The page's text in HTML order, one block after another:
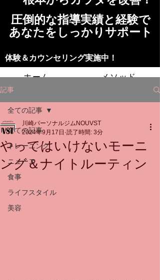
​​圧倒的な指導実績と経験で
​あなたをしっかりサポート
​​​体験＆カウンセリング実施中！
ホーム メソッド
トレーニングの流れ 施設
スタッフ よくある質問 料金
お問い合わせ
記事
全ての記事
トレーニング
ニュース
食事
ライフスタイル
美容
全ての記事
やってはいけないモーニ
ング＆ナイトルーティン
川崎パーソナルジムNOUVST
2024年9月17日 読了時間: 3分